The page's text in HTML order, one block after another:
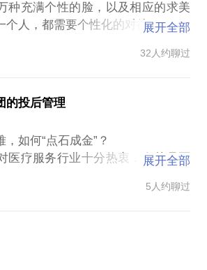
）如何成为“中国医美第一A股”？
如何发展？什么趋势？
产业集团如何布局医疗美容行业？
实际经验，以及结合国际医疗美容
种充满个性的脸，以及相应的求美
个人，都需要个性化的对待。
天盖地，网络上的经验之谈接踵而
感觉迷茫。加上国内求美者能够得
又少，进而又造成大家对整形的一
时候，我们经常被沉重的工作负荷
细回答所有求美者的问题。很高兴
，我希望能与更多求美者分享客观
的脸部特征，找出加大你的个性魅
展开全部
32人约聊过
的投后管理
如何“点石成金”？
医疗服务行业十分热衷，尤其是医
发现一个又一个“坑”，又跳入一个
业特点，判断行业发展趋势，再结
营。
展开全部
5人约聊过